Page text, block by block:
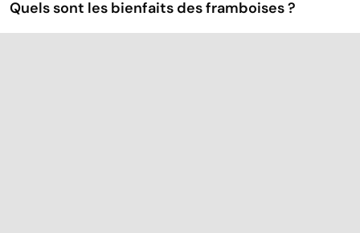
Quels sont les bienfaits des framboises ?